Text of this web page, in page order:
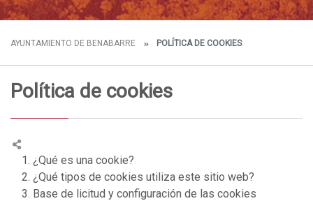
AYUNTAMIENTO DE BENABARRE POLÍTICA DE COOKIES
Política de cookies
1. ¿Qué es una cookie?
2. ¿Qué tipos de cookies utiliza este sitio web?
3. Base de licitud y configuración de las cookies